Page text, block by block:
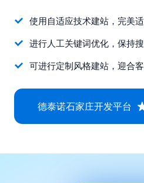
使用自适应技术建站，完美适
进行人工关键词优化，保持搜
可进行定制风格建站，迎合
德泰诺石家庄开发平台